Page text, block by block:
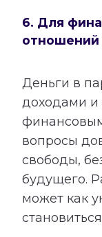
6. Для
отношений
Деньги в
доходами и
вопросы
свободы,
будущего.
может как